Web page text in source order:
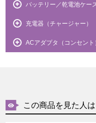
バッテリー／乾電池ケー
充電器（チャージャー）
ACアダプタ（コンセント
この商品を見た人